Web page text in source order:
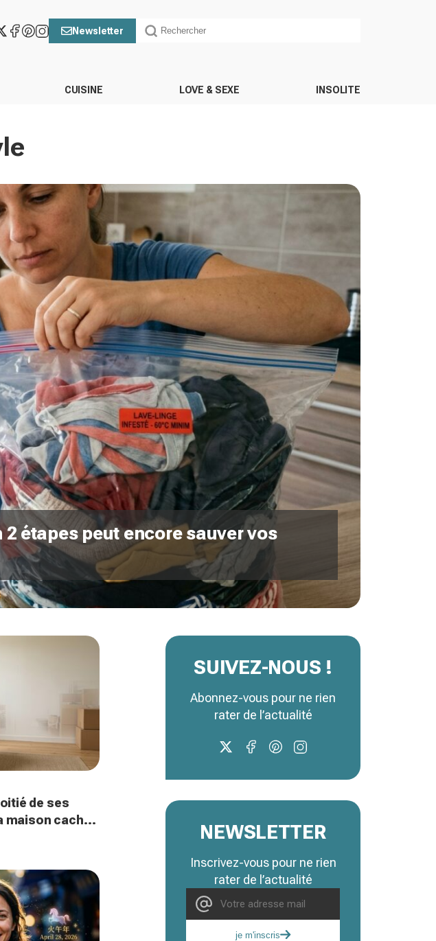
Newsletter
CUISINE LOVE & SEXE INSOLITE
étapes peut encore sauver vos
de ses
maison cache
SUIVEZ-NOUS !
Abonnez-vous pour ne rien
rater de l’actualité
NEWSLETTER
Inscrivez-vous pour ne rien
rater de l’actualité
je m'inscris